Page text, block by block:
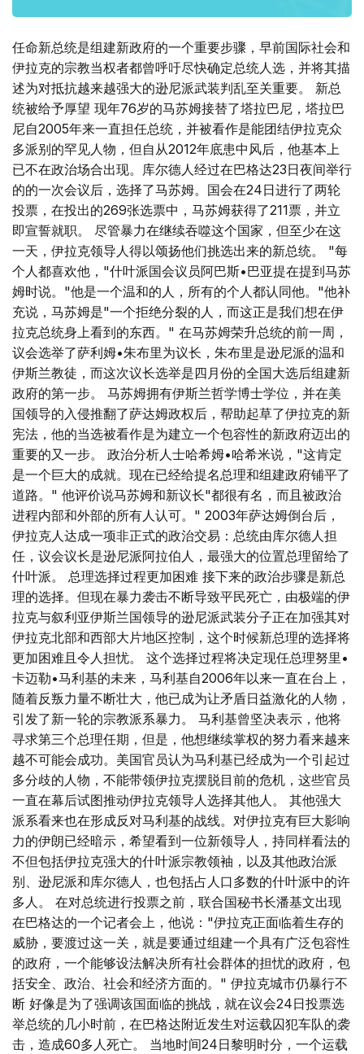
任命新总统是组建新政府的一个重要步骤，早前国际社会和
伊拉克的宗教当权者都曾呼吁尽快确定总统人选，并将其描
述为对抵抗越来越强大的逊尼派武装判乱至关重要。 新总
统被给予厚望 现年76岁的马苏姆接替了塔拉巴尼，塔拉巴
尼自2005年来一直担任总统，并被看作是能团结伊拉克众
多派别的罕见人物，但自从2012年底患中风后，他基本上
已不在政治场合出现。库尔德人经过在巴格达23日夜间举行
的的一次会议后，选择了马苏姆。国会在24日进行了两轮
投票，在投出的269张选票中，马苏姆获得了211票，并立
即宣誓就职。 尽管暴力在继续吞噬这个国家，但至少在这
一天，伊拉克领导人得以颂扬他们挑选出来的新总统。 "每
个人都喜欢他，"什叶派国会议员阿巴斯•巴亚提在提到马苏
姆时说。"他是一个温和的人，所有的个人都认同他。"他补
充说，马苏姆是"一个拒绝分裂的人，而这正是我们想在伊
拉克总统身上看到的东西。" 在马苏姆荣升总统的前一周，
议会选举了萨利姆•朱布里为议长，朱布里是逊尼派的温和
伊斯兰教徒，而这次议长选举是四月份的全国大选后组建新
政府的第一步。 马苏姆拥有伊斯兰哲学博士学位，并在美
国领导的入侵推翻了萨达姆政权后，帮助起草了伊拉克的新
宪法，他的当选被看作是为建立一个包容性的新政府迈出的
重要的又一步。 政治分析人士哈希姆•哈希米说，"这肯定
是一个巨大的成就。现在已经给提名总理和组建政府铺平了
道路。" 他评价说马苏姆和新议长"都很有名，而且被政治
进程内部和外部的所有人认可。" 2003年萨达姆倒台后，
伊拉克人达成一项非正式的政治交易：总统由库尔德人担
任，议会议长是逊尼派阿拉伯人，最强大的位置总理留给了
什叶派。 总理选择过程更加困难 接下来的政治步骤是新总
理的选择。但现在暴力袭击不断导致平民死亡，由极端的伊
拉克与叙利亚伊斯兰国领导的逊尼派武装分子正在加强其对
伊拉克北部和西部大片地区控制，这个时候新总理的选择将
更加困难且令人担忧。 这个选择过程将决定现任总理努里•
卡迈勒•马利基的未来，马利基自2006年以来一直在台上，
随着反叛力量不断壮大，他已成为让矛盾日益激化的人物，
引发了新一轮的宗教派系暴力。 马利基曾坚决表示，他将
寻求第三个总理任期，但是，他想继续掌权的努力看来越来
越不可能会成功。美国官员认为马利基已经成为一个引起过
多分歧的人物，不能带领伊拉克摆脱目前的危机，这些官员
一直在幕后试图推动伊拉克领导人选择其他人。 其他强大
派系看来也在形成反对马利基的战线。对伊拉克有巨大影响
力的伊朗已经暗示，希望看到一位新领导人，持同样看法的
不但包括伊拉克强大的什叶派宗教领袖，以及其他政治派
别、逊尼派和库尔德人，也包括占人口多数的什叶派中的许
多人。 在对总统进行投票之前，联合国秘书长潘基文出现
在巴格达的一个记者会上，他说："伊拉克正面临着生存的
威胁，要渡过这一关，就是要通过组建一个具有广泛包容性
的政府，一个能够设法解决所有社会群体的担忧的政府，包
括安全、政治、社会和经济方面的。" 伊拉克城市仍暴行不
断 好像是为了强调该国面临的挑战，就在议会24日投票选
举总统的几小时前，在巴格达附近发生对运载囚犯车队的袭
击，造成60多人死亡。 当地时间24日黎明时分，一个运载